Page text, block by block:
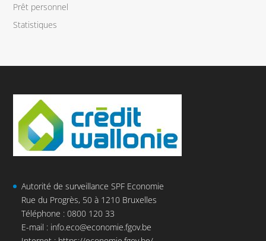
Prêt personnel
Statistiques
Autorité de surveillance SPF Economie
Rue du Progrès, 50 à 1210 Bruxelles
Téléphone : 0800 120 33
E-mail : info.eco@economie.fgov.be